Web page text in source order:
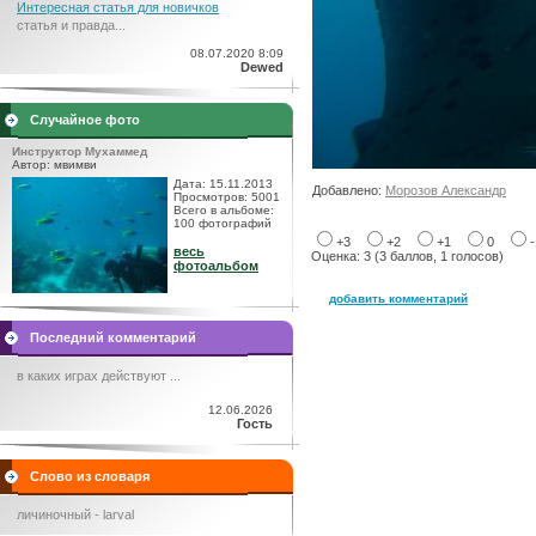
Интересная статья для новичков
статья и правда...
08.07.2020 8:09
Dewed
Случайное фото
Инструктор Мухаммед
Автор: мвимви
Дата: 15.11.2013
Просмотров: 5001
Всего в альбоме:
100 фотографий
весь
фотоальбом
Последний комментарий
в каких играх действуют ...
12.06.2026
Гость
Слово из словаря
личиночный - larval
Добавлено: Морозов Александр
+3 +2 +1 0
Оценка: 3 (3 баллов, 1 голосов)
добавить комментарий